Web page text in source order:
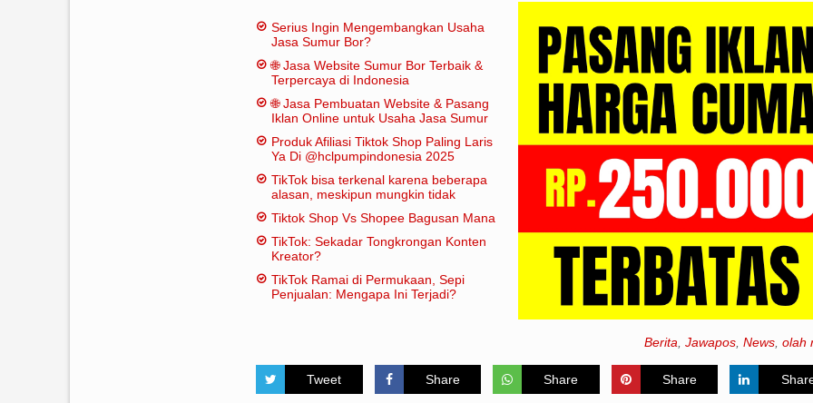
Serius Ingin Mengembangkan Usaha
Jasa Sumur Bor?
🌐 Jasa Website Sumur Bor Terbaik &
Terpercaya di Indonesia
🌐 Jasa Pembuatan Website & Pasang
Iklan Online untuk Usaha Jasa Sumur
Produk Afiliasi Tiktok Shop Paling Laris
Ya Di @hclpumpindonesia 2025
TikTok bisa terkenal karena beberapa
alasan, meskipun mungkin tidak
tradisional:
Tiktok Shop Vs Shopee Bagusan Mana
TikTok: Sekadar Tongkrongan Konten
Kreator?
TikTok Ramai di Permukaan, Sepi
Penjualan: Mengapa Ini Terjadi?
Berita Jawapos News olah
Tweet Share Share Share